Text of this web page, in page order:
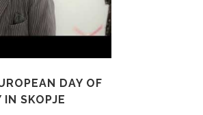
DAY OF
SKOPJE